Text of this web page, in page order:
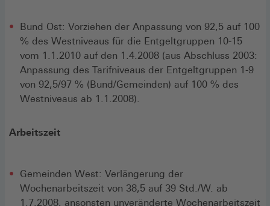
Bund Ost: Vorziehen der Anpassung von 92,5 auf 100
% des Westniveaus für die Entgeltgruppen 10-15
vom 1.1.2010 auf den 1.4.2008 (aus Abschluss 2003:
Anpassung des Tarifniveaus der Entgeltgruppen 1-9
von 92,5/97 % (Bund/Gemeinden) auf 100 % des
Westniveaus ab 1.1.2008).
Arbeitszeit
Gemeinden West: Verlängerung der
Wochenarbeitszeit von 38,5 auf 39 Std./W. ab
1.7.2008, ansonsten unveränderte Wochenarbeitszeit